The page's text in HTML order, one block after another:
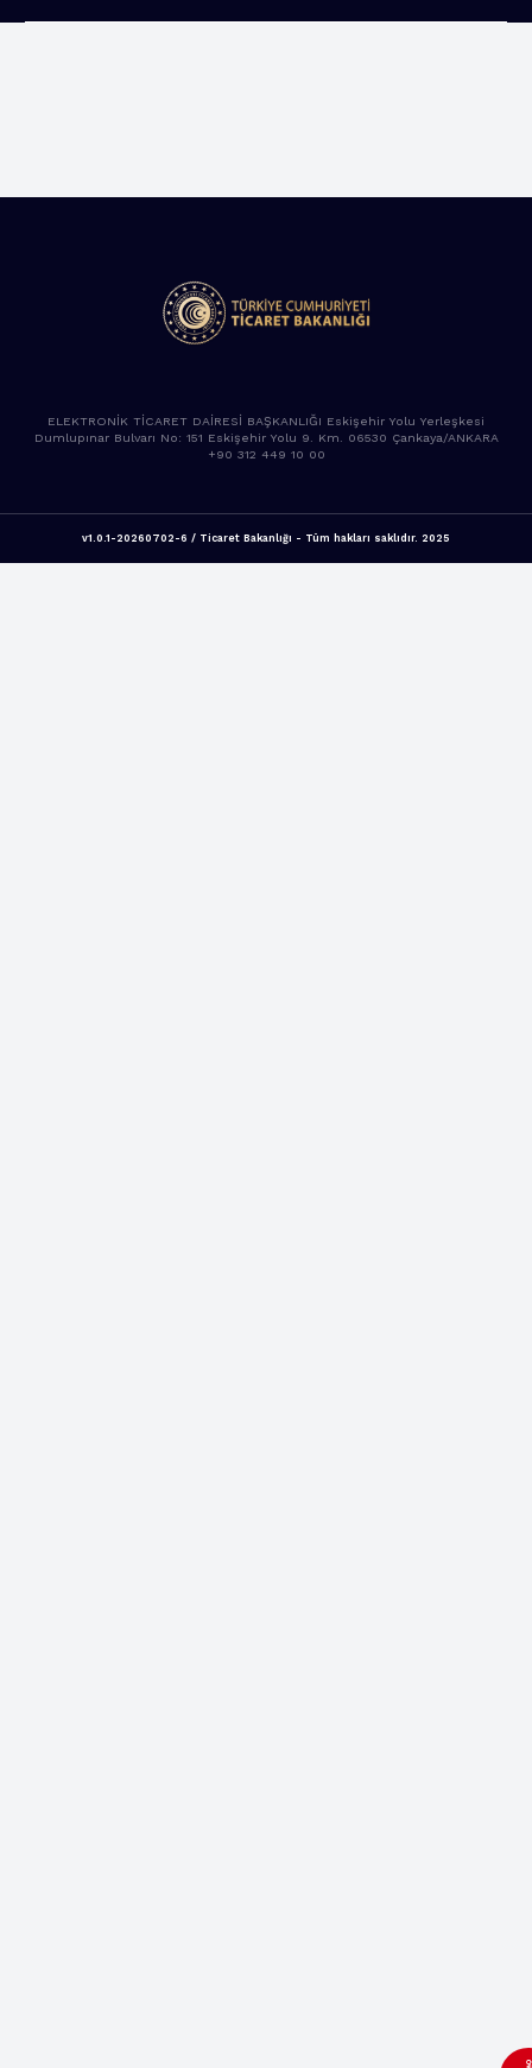
ELEKTRONİK TİCARET DAİRESİ BAŞKANLIĞI Eskişehir Yolu Yerleşkesi
Dumlupınar Bulvarı No: 151 Eskişehir Yolu 9. Km. 06530 Çankaya/ANKARA
+90 312 449 10 00
v1.0.1-20260702-6 / Ticaret Bakanlığı - Tüm hakları saklıdır. 2025